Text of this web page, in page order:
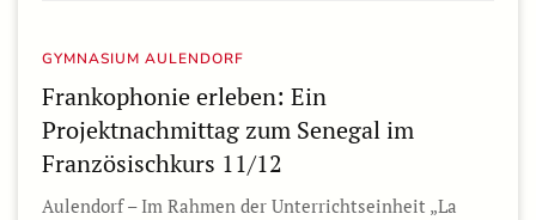
GYMNASIUM AULENDORF
Frankophonie erleben: Ein
Projektnachmittag zum Senegal im
Französischkurs 11/12
Aulendorf – Im Rahmen der Unterrichtseinheit „La